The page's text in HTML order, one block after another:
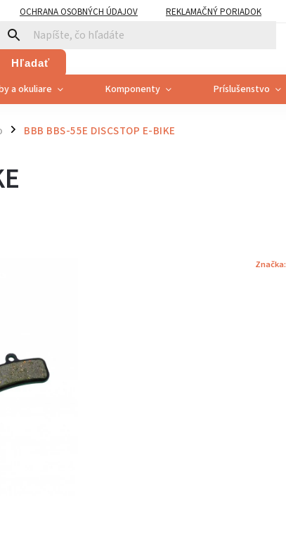
OCHRANA OSOBNÝCH ÚDAJOV REKLAMAČNÝ PORIADOK
SPOTREBITEĽA NA ODSTÚPENIE
Hľadať
a okuliare Komponenty Príslušenstvo
/ BBB BBS-55E DISCSTOP E-BIKE
Značka: